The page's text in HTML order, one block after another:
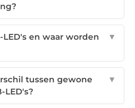
en waar worden
▼
tussen gewone
LED's?
▼